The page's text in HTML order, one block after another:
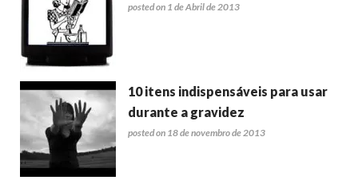
posted on 1 de Abril de 2013
10 itens indispensáveis para usar
durante a gravidez
posted on 18 de novembro de 2013